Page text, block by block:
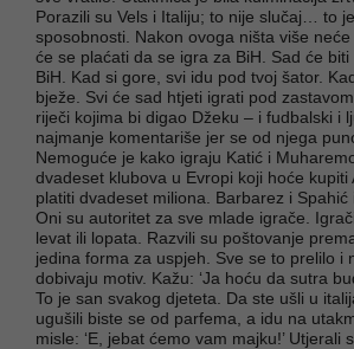
Porazili su Vels i Italiju; to nije slučaj… to
sposobnosti. Nakon ovoga ništa više
će se plaćati da se igra za BiH. Sad će
BiH. Kad si gore, svi idu pod tvoj šator.
bježe. Svi će sad htjeti igrati pod
riječi kojima bi digao Džeku – i fudbalski i
najmanje komentariše jer se od njega
Nemoguće je kako igraju Katić i
dvadeset klubova u Evropi koji hoće kupiti
platiti dvadeset miliona. Barbarez i Spahić
Oni su autoritet za sve mlade igrače.
levat ili lopata. Razvili su poštovanje
jedina forma za uspjeh. Sve se to prelilo i
dobivaju motiv. Kažu: ‘Ja hoću da sutra
To je san svakog djeteta. Da ste ušli u
ugušili biste se od parfema, a idu na
misle: ‘E, jebat ćemo vam majku!’ Utjerali